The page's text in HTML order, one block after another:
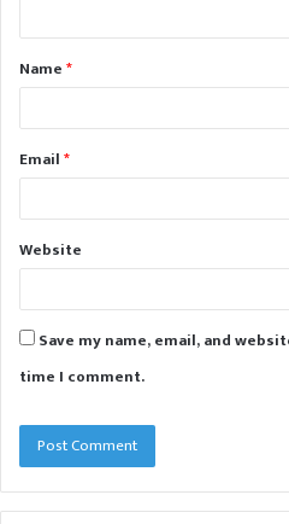
t
*Name*
Email*
Website
Save my name, email, and
time I comment.